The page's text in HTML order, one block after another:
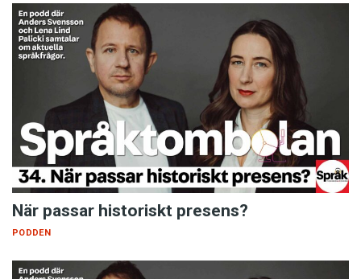
När passar historiskt presens?
PODDEN